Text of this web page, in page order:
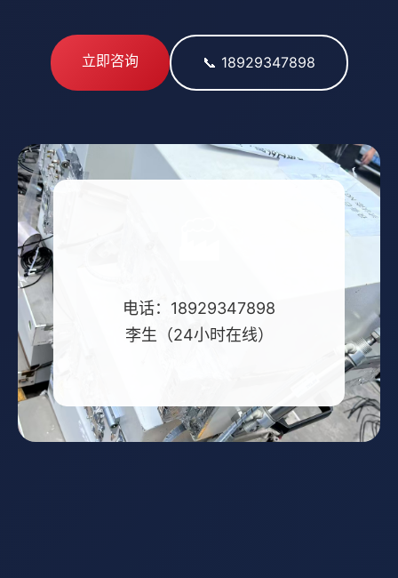
立即咨询 📞 18929347898
电话：18929347898
李生（24小时在线）